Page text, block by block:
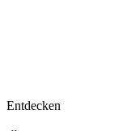
Entdecken